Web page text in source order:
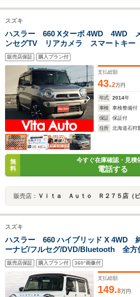
スズキ
ハスラー 660 Xターボ 4WD 4WD
ンセグTV リアカメラ スマートキー
ト 衝突軽減ブレーキ シートヒータ
アルミ ETC
販売店保証 購入プラン付
支払総額
43.2万円
年式 2014年
車検
車検整備付
保証
保証付
住所
北海道石狩
無
料
今すぐ在庫確認・見積
電話する
販売店： Ｖｉｔａ Ａｕｔｏ Ｒ２７５店（ビ
スズキ
ハスラー 660 ハイブリッド X 4WD
ーナビ/フルセグ/DVD/Bluetooth 全
トヒーター アダプティブクルーズ
ッシュスタート LEDヘッド・フォグ
ー アイドリングS 純正15AW
販売店保証 購入プラン付 360°画像付
支払総額
149.8万円